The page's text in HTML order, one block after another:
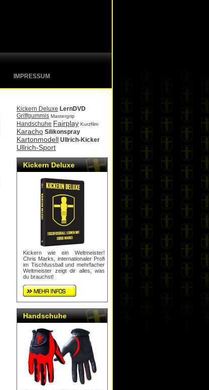
IMPRESSUM
Kickern Deluxe LernDVD
Griffgummis Mastergrip
Handschuhe Fairplay Kurzfilm
Karacho Silikonspray
Kartonmodell Ullrich-Kicker
Ullrich-Sport
Kickern Deluxe
Kickern wie ein Weltmeister!
Chris Marks, internationaler Profi
im Tischfussball und mehrfacher
Weltmeister zeigt dir alles, was
du brauchst!
Handschuhe